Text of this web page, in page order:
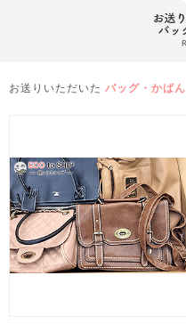
お送りいただいた バッグ・かばん